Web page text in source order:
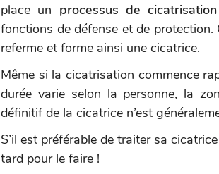
place un processus de cicatrisation
fonctions de défense et de
referme et forme ainsi une cicatrice.
Même si la cicatrisation commence
durée varie selon la personne, la
définitif de la cicatrice n’est
S’il est préférable de traiter sa
tard pour le faire !